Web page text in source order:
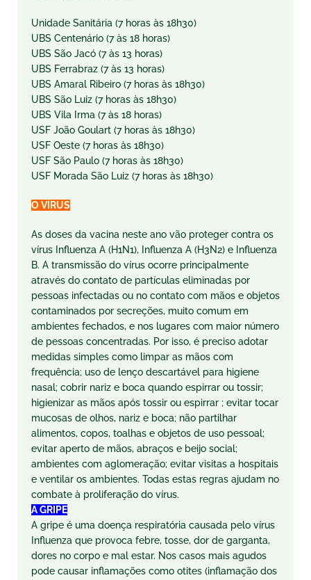
Unidade Sanitária (7 horas às 18h30)
UBS Centenário (7 às 18 horas)
UBS São Jacó (7 às 13 horas)
UBS Ferrabraz (7 às 13 horas)
UBS Amaral Ribeiro (7 horas às 18h30)
UBS São Luiz (7 horas às 18h30)
UBS Vila Irma (7 às 18 horas)
USF João Goulart (7 horas às 18h30)
USF Oeste (7 horas às 18h30)
USF São Paulo (7 horas às 18h30)
USF Morada São Luiz (7 horas às 18h30)
O VÍRUS
As doses da vacina neste ano vão proteger contra os
vírus Influenza A (H1N1), Influenza A (H3N2) e Influenza
B. A transmissão do vírus ocorre principalmente
através do contato de partículas eliminadas por
pessoas infectadas ou no contato com mãos e objetos
contaminados por secreções, muito comum em
ambientes fechados, e nos lugares com maior número
de pessoas concentradas. Por isso, é preciso adotar
medidas simples como limpar as mãos com
frequência; uso de lenço descartável para higiene
nasal; cobrir nariz e boca quando espirrar ou tossir;
higienizar as mãos após tossir ou espirrar ; evitar tocar
mucosas de olhos, nariz e boca; não partilhar
alimentos, copos, toalhas e objetos de uso pessoal;
evitar aperto de mãos, abraços e beijo social;
ambientes com aglomeração; evitar visitas a hospitais
e ventilar os ambientes. Todas estas regras ajudam no
combate à proliferação do vírus.
A GRIPE
A gripe é uma doença respiratória causada pelo vírus
Influenza que provoca febre, tosse, dor de garganta,
dores no corpo e mal estar. Nos casos mais agudos
pode causar inflamações como otites (inflamação dos